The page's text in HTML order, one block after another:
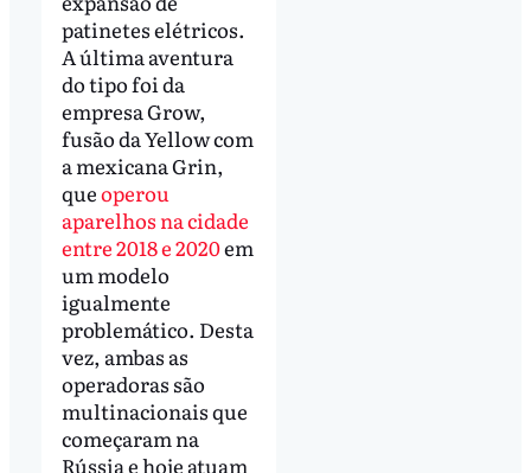
patinetes elétricos.
A última aventura
do tipo foi da
empresa Grow,
fusão da Yellow com
a mexicana Grin,
queoperou
aparelhos na cidade
entre 2018 e 2020em
um modelo
igualmente
problemático. Desta
vez, ambas as
operadoras são
multinacionais que
começaram na
Rússia e hoje atuam